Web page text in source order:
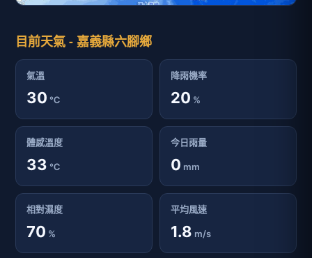
目前天氣 - 嘉義縣六腳鄉
氣溫
30 ℃
降雨機率
20 %
體感溫度
33 ℃
今日雨量
0 mm
相對濕度
70 %
平均風速
1.8 m/s